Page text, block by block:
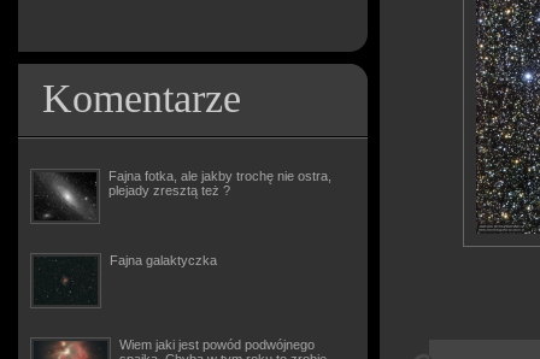
Komentarze
Fajna fotka, ale jakby trochę nie ostra,
plejady zresztą też ?
Fajna galaktyczka
Wiem jaki jest powód podwójnego